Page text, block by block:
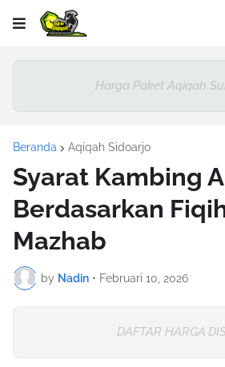
Harga Paket Aqiqah
Beranda Aqiqah Sidoarjo
Syarat Kambing
Berdasarkan
Mazhab
by Nadin • Februari 10, 2026
DAFTAR HARGA